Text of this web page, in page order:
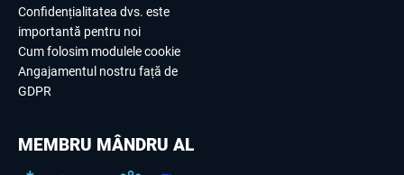
Confidențialitatea dvs. este
importantă pentru noi
Cum folosim modulele cookie
Angajamentul nostru față de
GDPR
MEMBRU MÂNDRU AL